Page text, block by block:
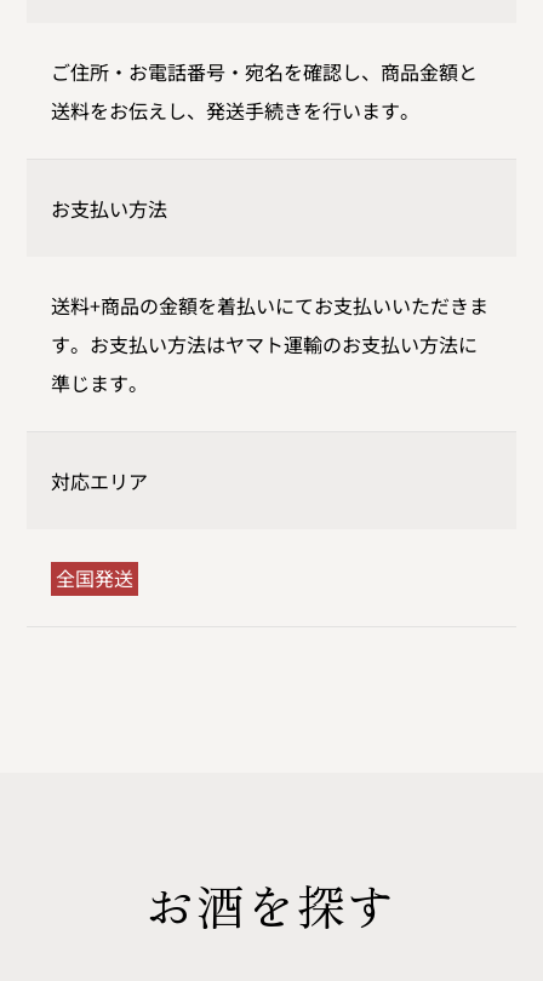
ご住所・お電話番号・宛名を確認し、商品金額と
送料をお伝えし、発送手続きを行います。
お支払い方法
送料+商品の金額を着払いにてお支払いいただきま
す。お支払い方法はヤマト運輸のお支払い方法に
準じます。
対応エリア
全国発送
お酒を探す